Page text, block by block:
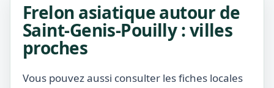
Frelon asiatique autour de
Saint-Genis-Pouilly : villes
proches
Vous pouvez aussi consulter les fiches locales